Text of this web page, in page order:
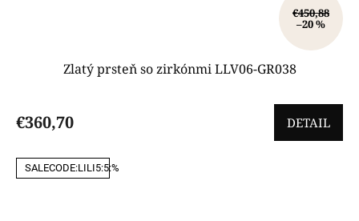
€450,88
–20 %
Zlatý prsteň so zirkónmi LLV06-GR038
€360,70 DETAIL
SALECODE:LILI5:5:%